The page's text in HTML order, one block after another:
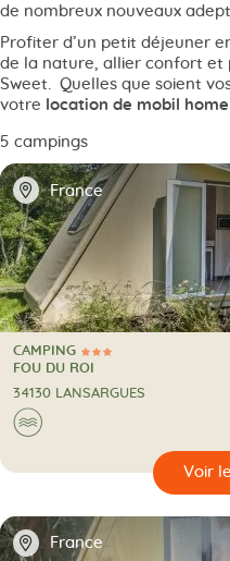
de nombreux nouveaux
Profiter d’un petit déjeuner
de la nature, allier confort et
Sweet. Quelles que soient
votre location de mobil
5 campings
📍 France
3 Étoiles
CAMPING
CAMPING
FOU DU ROI
34130 LANSARGUES
Au bord de l'eau
🌊
🔍
📍 France